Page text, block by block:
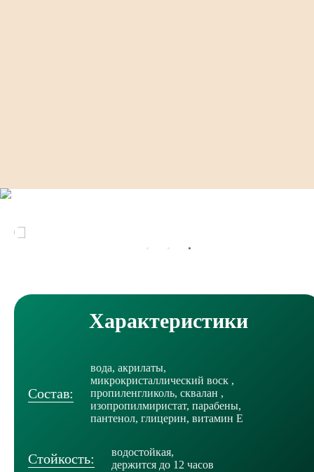
Характеристики
Состав:
вода, акрилаты,
микрокристаллический воск ,
пропиленгликоль, сквалан ,
изопропилмиристат, парабены,
пантенол, глицерин, витамин Е
Стойкость:
водостойкая,
держится до 12 часов